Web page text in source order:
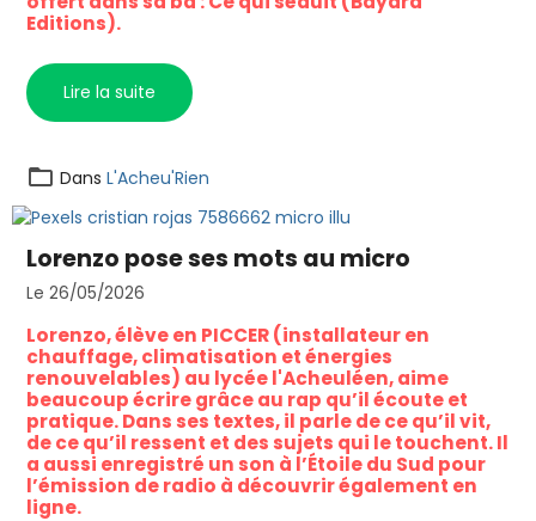
Editions).
Lire la suite
Dans L'Acheu'Rien
Lorenzo pose ses mots au micro
Le 26/05/2026
Lorenzo, élève en PICCER (installateur en
chauffage, climatisation et énergies
renouvelables) au lycée l'Acheuléen, aime
beaucoup écrire grâce au rap qu’il écoute et
pratique. Dans ses textes, il parle de ce qu’il vit,
de ce qu’il ressent et des sujets qui le touchent. Il
a aussi enregistré un son à l’Étoile du Sud pour
l’émission de radio à découvrir également en
ligne.